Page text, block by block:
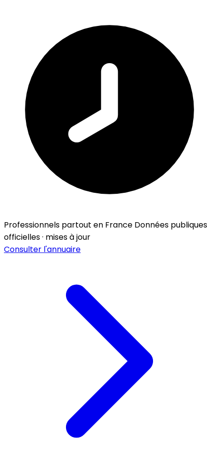
Professionnels partout en France Données publiques
officielles · mises à jour
Consulter l'annuaire